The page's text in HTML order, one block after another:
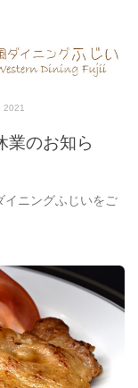
2021
業のお知ら
イニングふじいをご